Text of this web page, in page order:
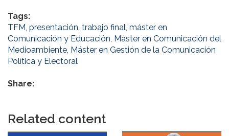
Tags:
TFM, presentación, trabajo final, máster en
Comunicación y Educación, Máster en Comunicación del
Medioambiente, Máster en Gestión de la Comunicación
Política y Electoral
Share:
Related content